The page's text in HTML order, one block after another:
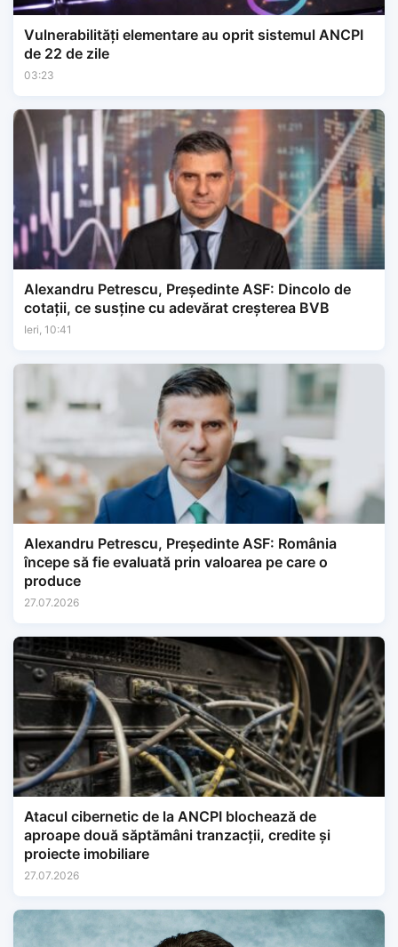
Vulnerabilități elementare au oprit sistemul ANCPI
de 22 de zile
03:23
Alexandru Petrescu, Președinte ASF: Dincolo de
cotații, ce susține cu adevărat creșterea BVB
Ieri, 10:41
Alexandru Petrescu, Președinte ASF: România
începe să fie evaluată prin valoarea pe care o
produce
27.07.2026
Atacul cibernetic de la ANCPI blochează de
aproape două săptămâni tranzacții, credite și
proiecte imobiliare
27.07.2026